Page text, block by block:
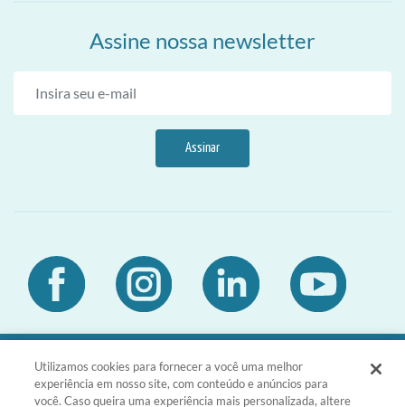
Assine nossa newsletter
Assinar
DIA Brasil Sociedade LTDA | CNPJ
03.476.811/0001-51 | Rua da Consolação,
Utilizamos cookies para fornecer a você uma melhor
experiência em nosso site, com conteúdo e anúncios para
você. Caso queira uma experiência mais personalizada, altere